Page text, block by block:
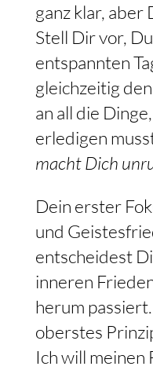
ganz klar, aber
Stell Dir vor,
entspannten
gleichzeitig
an all die
erledigen
macht Dich
Dein erster
und
entscheidest
inneren
herum
oberstes
Ich will meinen